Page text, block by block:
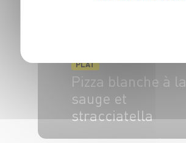
PLAT
Pizza blanche à la
sauge et
stracciatella